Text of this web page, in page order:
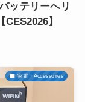
ッテリーへリ
】
家電・Accessories